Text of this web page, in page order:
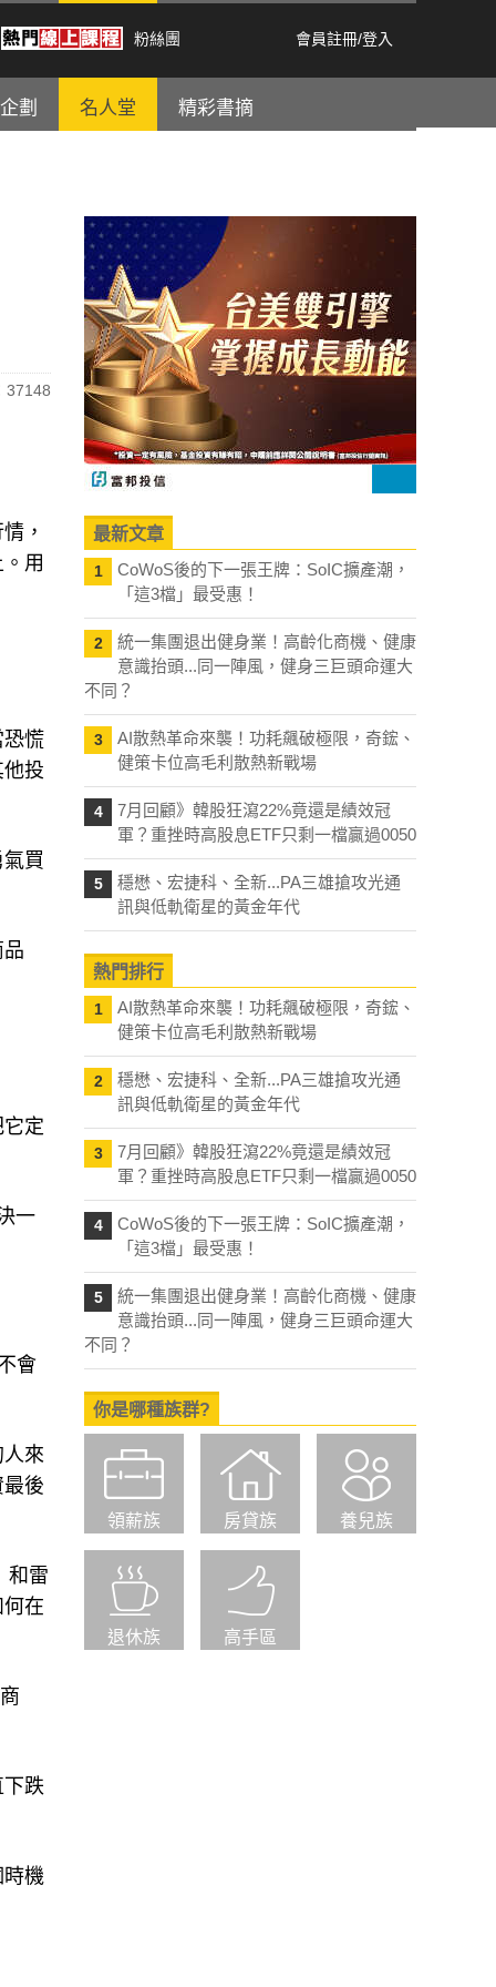
粉絲團 會員註冊/登入
劃 名人堂 精彩書摘
37148
，
用
恐慌
投
買
定
一
會
人來
後
和雷
在
跌
時機
最新文章
1
CoWoS後的下一張王牌：SoIC擴產潮，
「這3檔」最受惠！
2
統一集團退出健身業！高齡化商機、健康
意識抬頭...同一陣風，健身三巨頭命運大
不同？
3
AI散熱革命來襲！功耗飆破極限，奇鋐、
健策卡位高毛利散熱新戰場
4
7月回顧》韓股狂瀉22%竟還是績效冠
軍？重挫時高股息ETF只剩一檔贏過0050
5
穩懋、宏捷科、全新...PA三雄搶攻光通
訊與低軌衛星的黃金年代
熱門排行
1
AI散熱革命來襲！功耗飆破極限，奇鋐、
健策卡位高毛利散熱新戰場
2
穩懋、宏捷科、全新...PA三雄搶攻光通
訊與低軌衛星的黃金年代
3
7月回顧》韓股狂瀉22%竟還是績效冠
軍？重挫時高股息ETF只剩一檔贏過0050
4
CoWoS後的下一張王牌：SoIC擴產潮，
「這3檔」最受惠！
5
統一集團退出健身業！高齡化商機、健康
意識抬頭...同一陣風，健身三巨頭命運大
不同？
你是哪種族群?
領薪族 房貸族 養兒族
退休族 高手區